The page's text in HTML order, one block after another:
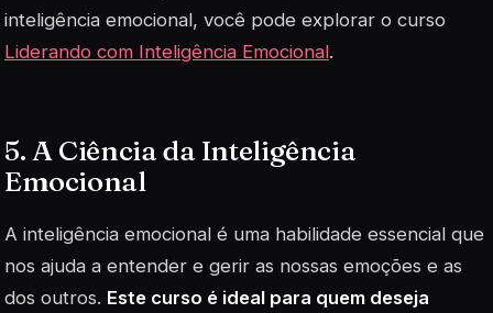
inteligência emocional, você pode explorar o curso
Liderando com Inteligência Emocional.
5. A Ciência da Inteligência
Emocional
A inteligência emocional é uma habilidade essencial que
nos ajuda a entender e gerir as nossas emoções e as
dos outros. Este curso é ideal para quem deseja